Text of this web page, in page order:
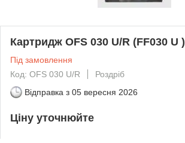
Картридж OFS 030 U/R (FF030 U )
Під замовлення
Код: OFS 030 U/R
Роздріб
Відправка з 05 вересня 2026
Ціну уточнюйте